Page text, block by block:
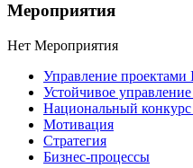
Мероприятия
Нет Мероприятия
Управление проектами
Устойчивое
Национальный конкурс
Мотивация
Стратегия
Бизнес-процессы